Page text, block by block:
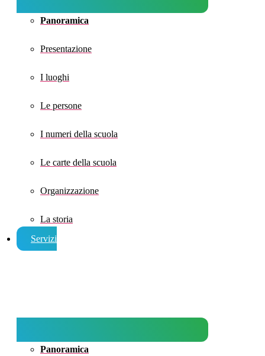
Panoramica
Presentazione
I luoghi
Le persone
I numeri della scuola
Le carte della scuola
Organizzazione
La storia
Servizi
Panoramica